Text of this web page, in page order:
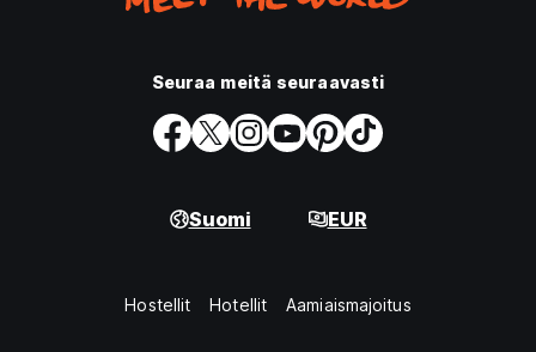
Seuraa meitä seuraavasti
Suomi EUR
Hostellit Hotellit Aamiaismajoitus